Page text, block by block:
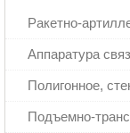
Ракетно-
Аппаратура
Полигонное,
Подъемно-